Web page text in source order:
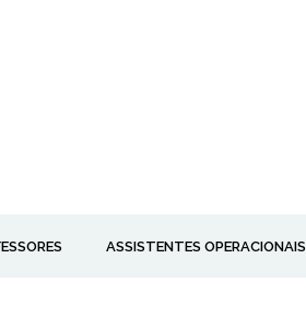
ASSISTENTES OPERACIONAIS